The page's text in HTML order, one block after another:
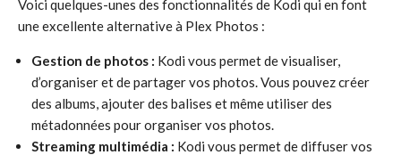
Voici quelques-unes des fonctionnalités de Kodi qui en font
une excellente alternative à Plex Photos :
Gestion de photos : Kodi vous permet de visualiser,
d’organiser et de partager vos photos. Vous pouvez créer
des albums, ajouter des balises et même utiliser des
métadonnées pour organiser vos photos.
Streaming multimédia : Kodi vous permet de diffuser vos